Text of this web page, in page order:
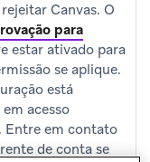
Canvas. O
para
estar ativado para
se aplique.
está
acesso
Entre em contato
de conta se